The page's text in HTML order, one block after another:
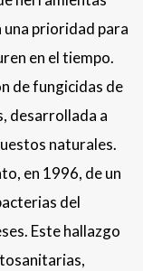
una prioridad para
en el tiempo.
de fungicidas de
desarrollada a
naturales.
en 1996, de un
del
Este hallazgo